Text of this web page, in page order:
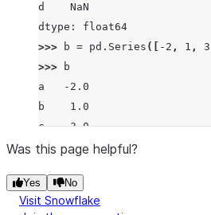
d    NaN
dtype: float64
>>>
b = pd . Series ([ - 2 , 1 , 3
>>>
b
a   -2.0
b    1.0
c    3.0
d    NaN
dtype: float64
>>> a.le(b
Was this page helpful?
Yes No
Visit Snowflake